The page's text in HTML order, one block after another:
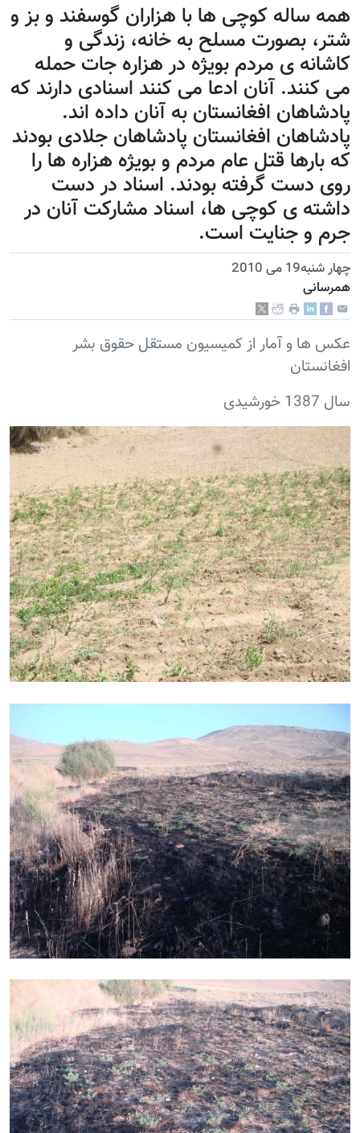
همه ساله کوچی ها با هزاران گوسفند و بز و
شتر، بصورت مسلح به خانه، زندگی و
کاشانه ی مردم بويژه در هزاره جات حمله
می کنند. آنان ادعا می کنند اسنادی دارند که
پادشاهان افغانستان به آنان داده اند.
پادشاهان افغانستان پادشاهان جلادی بودند
که بارها قتل عام مردم و بويژه هزاره ها را
روی دست گرفته بودند. اسناد در دست
داشته ی کوچی ها، اسناد مشارکت آنان در
جرم و جنایت است.
چهار شنبه19 می 2010
همرسانی
عکس ها و آمار از کمیسیون مستقل حقوق بشر
افغانستان
سال 1387 خورشیدی